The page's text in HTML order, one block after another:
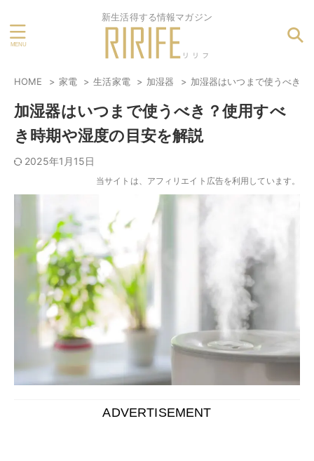
新生活得する情報マガジン
HOME 家電 生活家電 加湿器 加湿器はいつまで使うべき
加湿器はいつまで使うべき？使用すべ
き時期や湿度の目安を解説
2025年1月15日
当サイトは、アフィリエイト広告を利用しています。
ADVERTISEMENT